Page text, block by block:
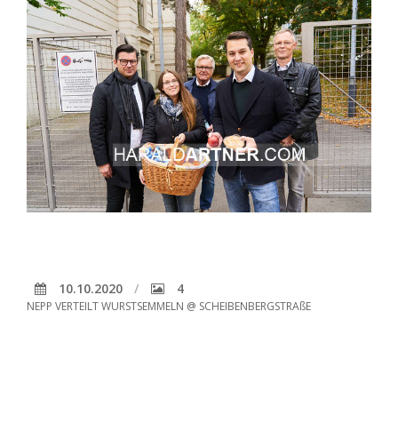
10.10.2020 4
NEPP VERTEILT WURSTSEMMELN @ SCHEIBENBERGSTRAßE